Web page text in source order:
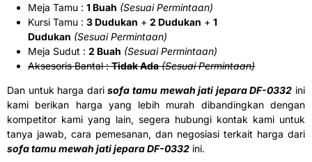
Meja Tamu : 1 Buah (Sesuai Permintaan)
Kursi Tamu : 3 Dudukan + 2 Dudukan + 1
Dudukan (Sesuai Permintaan)
Meja Sudut : 2 Buah (Sesuai Permintaan)
Aksesoris Bantal :Tidak Ada (Sesuai Permintaan)
Dan untuk harga darisofa tamu mewah jati jepara DF-0332 ini
kami berikan harga yang lebih murah dibandingkan dengan
kompetitor kami yang lain, segera hubungi kontak kami untuk
tanya jawab, cara pemesanan, dan negosiasi terkait harga dari
sofa tamu mewah jati jepara DF-0332 ini.